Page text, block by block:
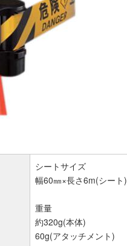
シートサイズ
幅60㎜×長さ6m(シート)
重量
約320g(本体)
60g(アタッチメント)